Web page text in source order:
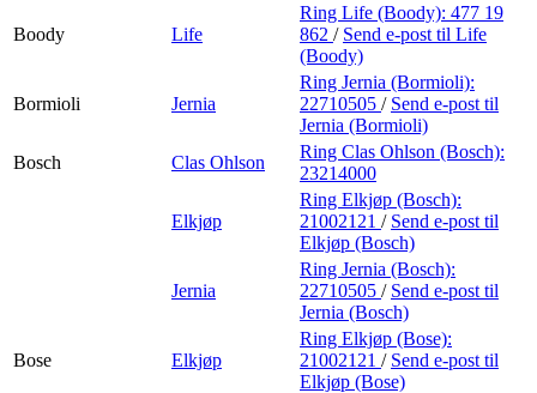
Boody Life
Ring Life (Boody): 477 19
862 / Send e-post til Life
(Boody)
Bormioli Jernia
Ring Jernia (Bormioli):
22710505 / Send e-post til
Jernia (Bormioli)
Bosch
Clas Ohlson
Ring Clas Ohlson (Bosch):
23214000
Elkjøp
Ring Elkjøp (Bosch):
21002121 / Send e-post til
Elkjøp (Bosch)
Jernia
Ring Jernia (Bosch):
22710505 / Send e-post til
Jernia (Bosch)
Bose Elkjøp
Ring Elkjøp (Bose):
21002121 / Send e-post til
Elkjøp (Bose)